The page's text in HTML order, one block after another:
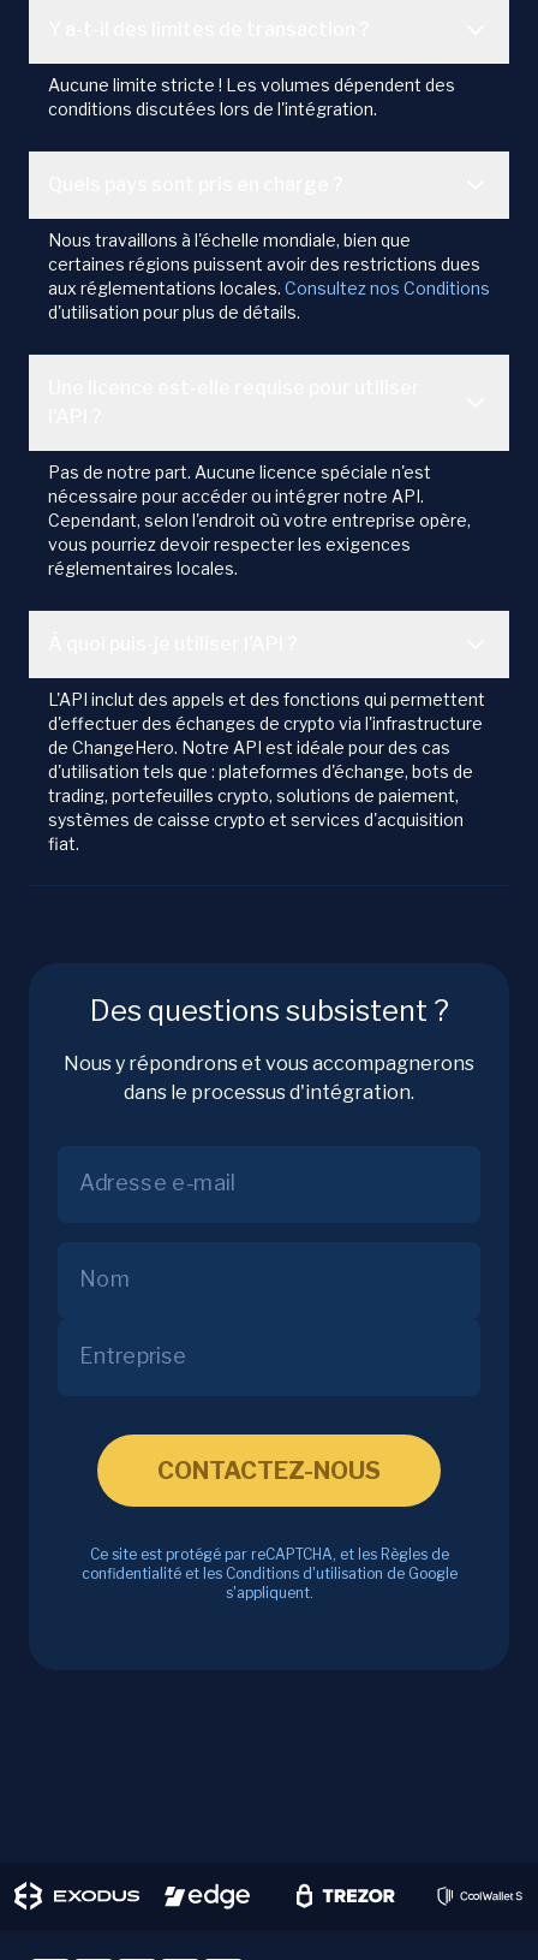
Aucune limite stricte ! Les volumes dépendent des
conditions discutées lors de l'intégration.
Nous travaillons à l'échelle mondiale, bien que
certaines régions puissent avoir des restrictions dues
aux réglementations locales. Consultez nos Conditions
d'utilisation pour plus de détails.
Pas de notre part. Aucune licence spéciale n'est
nécessaire pour accéder ou intégrer notre API.
Cependant, selon l'endroit où votre entreprise opère,
vous pourriez devoir respecter les exigences
réglementaires locales.
L'API inclut des appels et des fonctions qui permettent
d'effectuer des échanges de crypto via l'infrastructure
de ChangeHero. Notre API est idéale pour des cas
d'utilisation tels que : plateformes d'échange, bots de
trading, portefeuilles crypto, solutions de paiement,
systèmes de caisse crypto et services d'acquisition
fiat.
Des questions subsistent ?
Nous y répondrons et vous accompagnerons
dans le processus d'intégration.
Adresse e-mail
Nom
Entreprise
CONTACTEZ-NOUS
Ce site est protégé par reCAPTCHA, et les Règles de
confidentialité et les Conditions d'utilisation de Google
s'appliquent.